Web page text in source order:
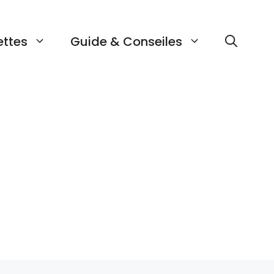
Guide & Conseiles